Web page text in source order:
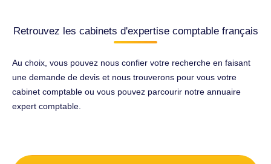
Retrouvez les cabinets d'expertise comptable français
Au choix, vous pouvez nous confier votre recherche en faisant
une demande de devis et nous trouverons pour vous votre
cabinet comptable ou vous pouvez parcourir notre annuaire
expert comptable.